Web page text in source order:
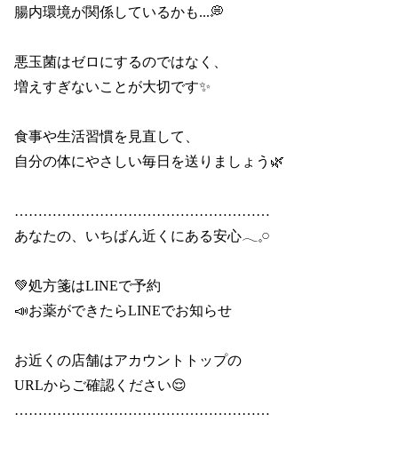
腸内環境が関係しているかも...💭
悪玉菌はゼロにするのではなく、
増えすぎないことが大切です✨
食事や生活習慣を見直して、
自分の体にやさしい毎日を送りましょう🌿
………………………………………………
あなたの、いちばん近くにある安心𓂃𓈒𓏸
💚処方箋はLINEで予約
📣お薬ができたらLINEでお知らせ
お近くの店舗はアカウントトップの
URLからご確認ください😌
………………………………………………